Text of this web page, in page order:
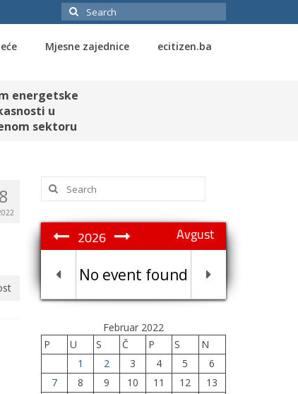
Search
for:
Mjesne zajednice ecitizen.ba
energetske
u
sektoru
Search
for:
Avgust
2026
No event found
Februar 2022
P
U S Č P S
N
1
2 3 4 5
6
7
8 9 10 11 12
13